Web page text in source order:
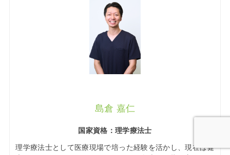
島倉 嘉仁
国家資格：理学療法士
理学療法士として医療現場で培った経験を活かし、現在は健